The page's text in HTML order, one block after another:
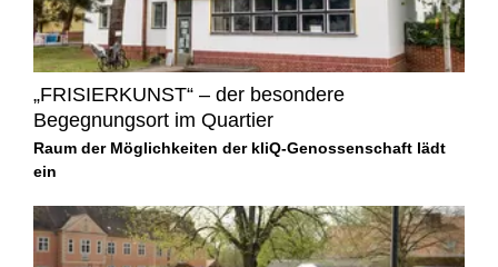
„FRISIERKUNST“ – der besondere
Begegnungsort im Quartier
Raum der Möglichkeiten der kliQ-Genossenschaft lädt
ein